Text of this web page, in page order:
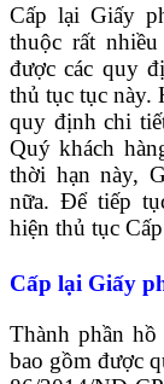
Cấp lại Giấy
thuộc rất
được các quy
thủ tục tục này.
quy định chi
Quý khách
thời hạn này,
nữa. Để tiếp
hiện thủ tục
Cấp lại Giấy
Thành phần
bao gồm được